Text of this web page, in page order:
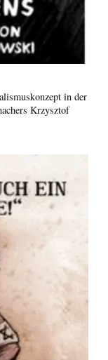
in der
Krzysztof